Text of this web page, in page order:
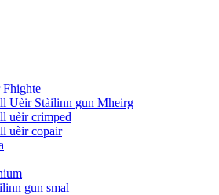
Uèir Stàilinn gun Mheirg
uèir crimped
uèir copair
gun smal